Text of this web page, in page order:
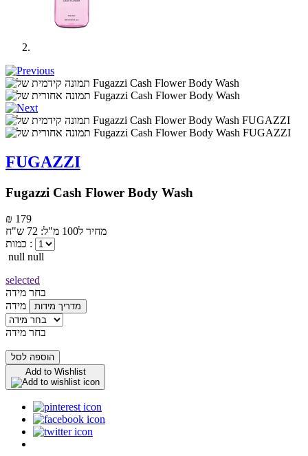
FUGAZZI
Fugazzi Cash Flower Body Wash
₪ 179
מחיר ל100 מ"ל: 72 ש"ח
כמות :
null null
selected
בחר מידה
מידה
מדריך מידות
בחר מידה
הוספה לסל
Add to Wishlist